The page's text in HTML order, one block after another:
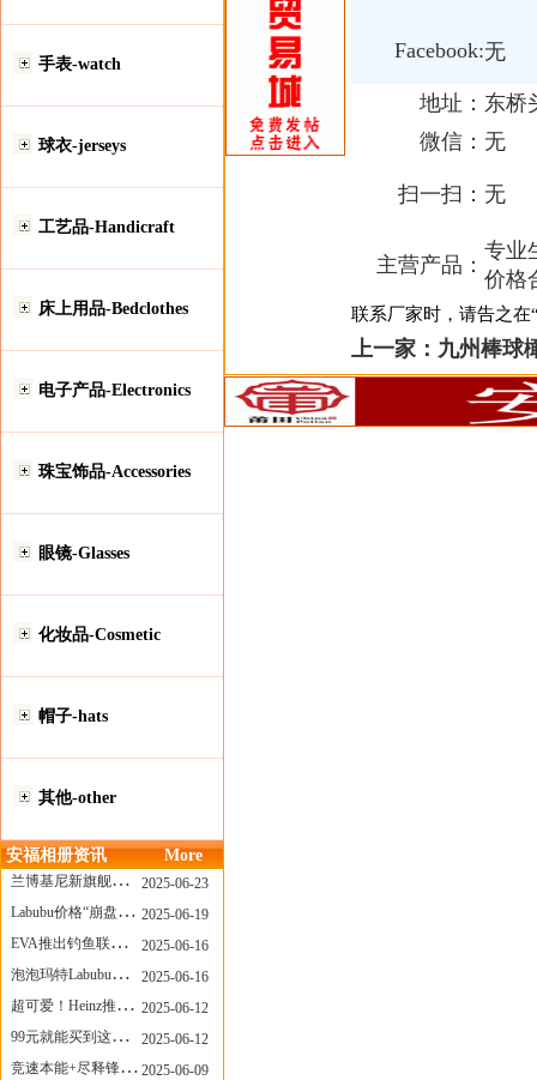
手表-watch
球衣-jerseys
工艺品-Handicraft
床上用品-Bedclothes
电子产品-Electronics
珠宝饰品-Accessories
眼镜-Glasses
化妆品-Cosmetic
帽子-hats
其他-other
安福相册资讯 More
兰博基尼新旗舰曝光？这台顶级超跑或将在8月登场
2025-06-23
Labubu价格“崩盘”？618当日泡泡玛特预售补货量超200W！
2025-06-19
EVA推出钓鱼联名套装，初号机也能当“假饵”？
2025-06-16
泡泡玛特Labubu新品发售上演“拳王争霸”......
2025-06-16
超可爱！Heinz推出星之卡比合作款番茄酱！
2025-06-12
99元就能买到这样颜值的太阳镜？优衣库夏季墨镜系列
2025-06-12
竞速本能+尽释锋芒——罗杰杜彼Roger+Dubuis王者竞速系列飞返计时码表燃擎赛道
2025-06-09
Facebook:无
地址： 东桥
微信： 无
扫一扫： 无
主营产品：
专业
价格
联系厂家时，请告之在
上一家： 九州棒球